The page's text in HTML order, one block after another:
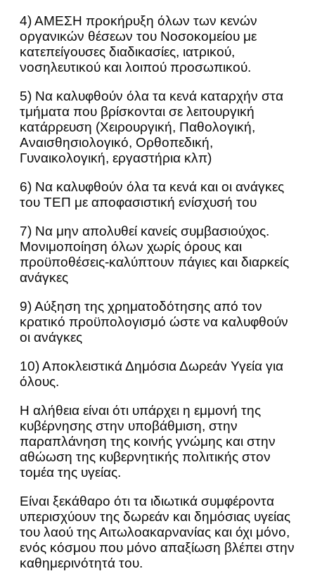
4) ΑΜΕΣΗ προκήρυξη όλων των κενών
οργανικών θέσεων του Νοσοκομείου με
κατεπείγουσες διαδικασίες, ιατρικού,
νοσηλευτικού και λοιπού προσωπικού.
5) Να καλυφθούν όλα τα κενά καταρχήν στα
τμήματα που βρίσκονται σε λειτουργική
κατάρρευση (Χειρουργική, Παθολογική,
Αναισθησιολογικό, Ορθοπεδική,
Γυναικολογική, εργαστήρια κλπ)
6) Να καλυφθούν όλα τα κενά και οι ανάγκες
του ΤΕΠ με αποφασιστική ενίσχυσή του
7) Να μην απολυθεί κανείς συμβασιούχος.
Μονιμοποίηση όλων χωρίς όρους και
προϋποθέσεις-καλύπτουν πάγιες και διαρκείς
ανάγκες
9) Αύξηση της χρηματοδότησης από τον
κρατικό προϋπολογισμό ώστε να καλυφθούν
οι ανάγκες
10) Αποκλειστικά Δημόσια Δωρεάν Υγεία για
όλους.
Η αλήθεια είναι ότι υπάρχει η εμμονή της
κυβέρνησης στην υποβάθμιση, στην
παραπλάνηση της κοινής γνώμης και στην
αθώωση της κυβερνητικής πολιτικής στον
τομέα της υγείας.
Είναι ξεκάθαρο ότι τα ιδιωτικά συμφέροντα
υπερισχύουν της δωρεάν και δημόσιας υγείας
του λαού της Αιτωλοακαρνανίας και όχι μόνο,
ενός κόσμου που μόνο απαξίωση βλέπει στην
καθημερινότητά του.